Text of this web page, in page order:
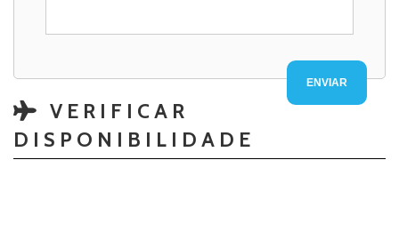
VERIFICAR
DISPONIBILIDADE